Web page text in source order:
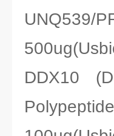
UNQ539/
DDX10